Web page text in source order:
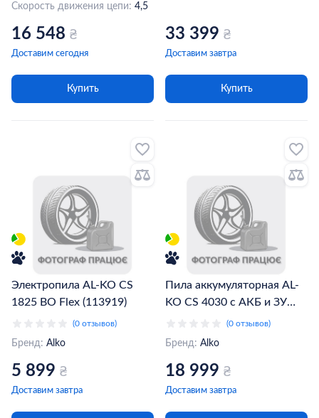
Скорость движения цепи: 4,5
16 548 ₴
Доставим сегодня
Купить
33 399 ₴
Доставим завтра
Купить
Электропила AL-KO CS
1825 BO Flex (113919)
(0 отзывов)
Бренд: Alko
5 899 ₴
Доставим завтра
Пила аккумуляторная AL-
KO CS 4030 с АКБ и ЗУ
(0 отзывов)
Бренд: Alko
18 999 ₴
Доставим завтра